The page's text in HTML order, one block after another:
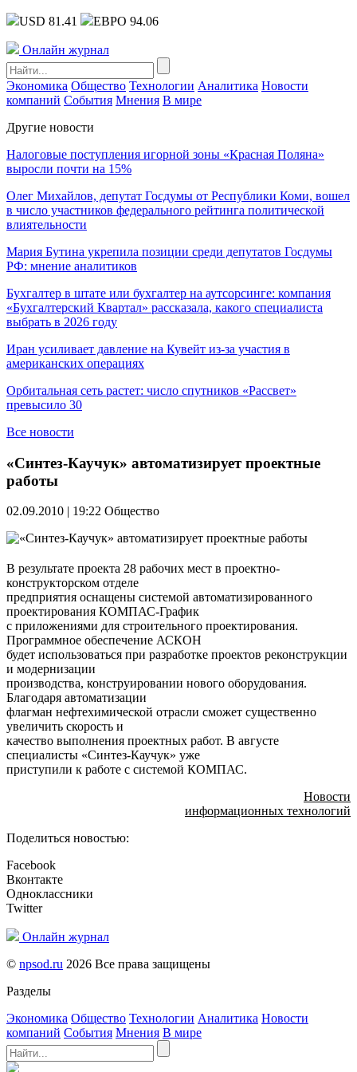
USD 81.41 ЕВРО 94.06
Онлайн журнал
Экономика Общество Технологии Аналитика Новости
компаний События Мнения В мире
Другие новости
Налоговые поступления игорной зоны «Красная Поляна»
выросли почти на 15%
Олег Михайлов, депутат Госдумы от Республики Коми, вошел
в число участников федерального рейтинга политической
влиятельности
Мария Бутина укрепила позиции среди депутатов Госдумы
РФ: мнение аналитиков
Бухгалтер в штате или бухгалтер на аутсорсинге: компания
«Бухгалтерский Квартал» рассказала, какого специалиста
выбрать в 2026 году
Иран усиливает давление на Кувейт из-за участия в
американских операциях
Орбитальная сеть растет: число спутников «Рассвет»
превысило 30
Все новости
«Синтез-Каучук» автоматизирует проектные
работы
02.09.2010 | 19:22 Общество
В результате проекта 28 рабочих мест в проектно-
конструкторском отделе
предприятия оснащены системой автоматизированного
проектирования КОМПАС-График
с приложениями для строительного проектирования.
Программное обеспечение АСКОН
будет использоваться при разработке проектов реконструкции
и модернизации
производства, конструировании нового оборудования.
Благодаря автоматизации
флагман нефтехимической отрасли сможет существенно
увеличить скорость и
качество выполнения проектных работ. В августе
специалисты «Синтез-Каучук» уже
приступили к работе с системой КОМПАС.
Новости
информационных технологий
Поделиться новостью:
Facebook
Вконтакте
Одноклассники
Twitter
Онлайн журнал
© npsod.ru 2026 Все права защищены
Разделы
Экономика Общество Технологии Аналитика Новости
компаний События Мнения В мире